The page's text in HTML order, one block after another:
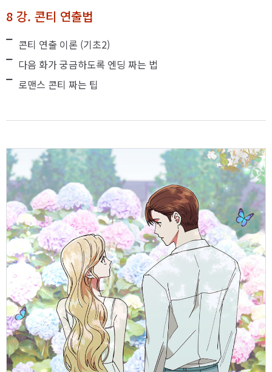
8 강. 콘티 연출법
콘티 연출 이론 (기초2)
다음 화가 궁금하도록 엔딩 짜는 법
로맨스 콘티 짜는 팁